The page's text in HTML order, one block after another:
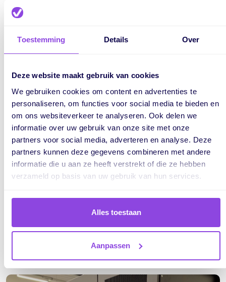
Toestemming Details Over
Deze website maakt gebruik van cookies
We gebruiken cookies om content en advertenties te
personaliseren, om functies voor social media te bieden en
om ons websiteverkeer te analyseren. Ook delen we
informatie over uw gebruik van onze site met onze
partners voor social media, adverteren en analyse. Deze
partners kunnen deze gegevens combineren met andere
informatie die u aan ze heeft verstrekt of die ze hebben
verzameld op basis van uw gebruik van hun services.
Alles toestaan
Aanpassen
Dit jaar was het weer tijd voor vervanging. De
voorbereidingen begonnen al ruim een jaar van te voren.
voor het nieuw aan te schaffen materiaal. In januari 2020
op kantoor voorgeïnstalleerd.
Na de voorinstallatie is medio maart alle hardware veilig
vervoerd naar onsdatacenter in Hengelo. In het datacenter
werd alle hardware in onze racks (kasten) geplaatst en
aangesloten. Het datacenter voldoet aan de hoogste
standaarden en kwaliteitseisen.
Uiteindelijk vond de migratie plaats. Stap voor stap werden
servers geïnstalleerd en werd alle data overgezet. Het
aangekondigd servicewindow (in een weekend) van 6 uur.
Uiteindelijk hebben klanten dus slechts 6 uur zonder vPlan